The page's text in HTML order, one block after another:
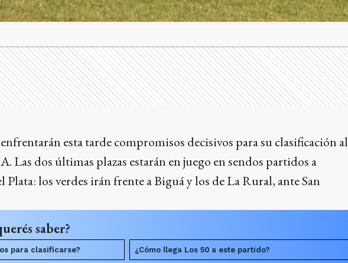
esta tarde compromisos decisivos para su clasificación al
Las dos últimas plazas estarán en juego en sendos partidos a
Plata: los verdes irán frente a Biguá y los de La Rural, ante San
saber?
para clasificarse? ¿Cómo llega Los 50 a este partido?